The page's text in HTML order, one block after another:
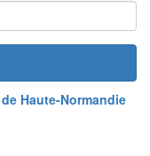
Haute-Normandie